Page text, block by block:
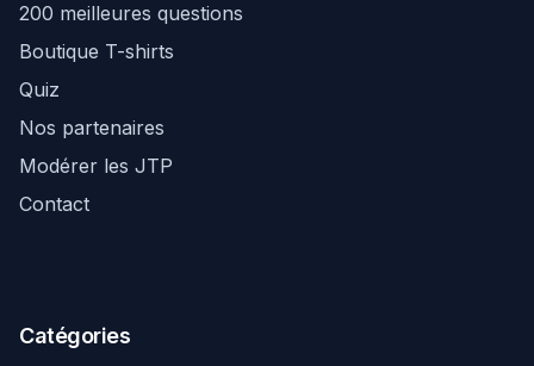
200 meilleures questions
Boutique T-shirts
Quiz
Nos partenaires
Modérer les JTP
Contact
Catégories